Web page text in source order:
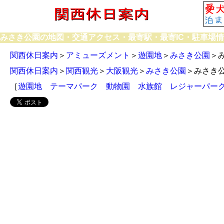
みさき公園の地図・交通アクセス・最寄駅・最寄IC・駐車場
関西休日案内 ＞ アミューズメント ＞ 遊園地 ＞ みさき公園 ＞
関西休日案内 ＞ 関西観光 ＞ 大阪観光 ＞ みさき公園 ＞みさき
［遊園地 テーマパーク 動物園 水族館 レジャーパー